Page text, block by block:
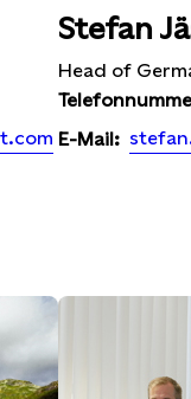
Stefan
Head of
E-Mail: